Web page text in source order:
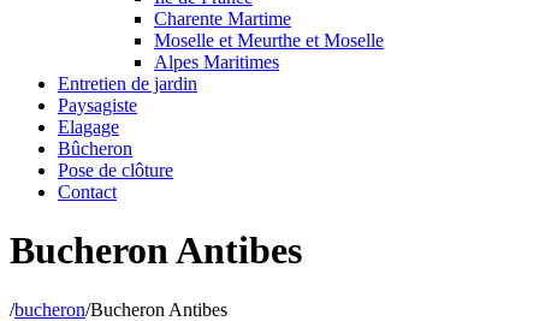
Charente Martime
Moselle et Meurthe et Moselle
Alpes Maritimes
Entretien de jardin
Paysagiste
Elagage
Bûcheron
Pose de clôture
Contact
Bucheron Antibes
/bucheron/Bucheron Antibes